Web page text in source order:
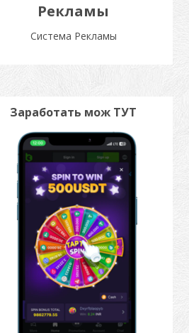
Рекламы
Система Рекламы
Заработать мож ТУТ